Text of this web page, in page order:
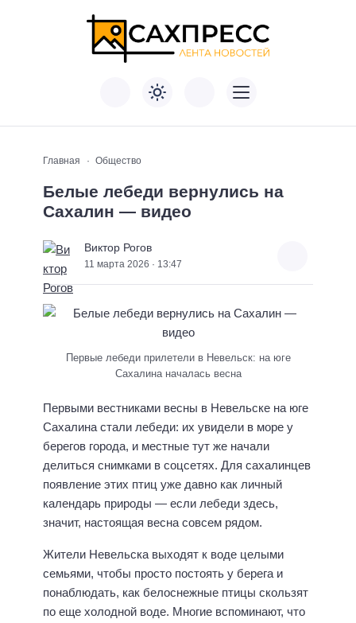
Главная Общество
Белые лебеди вернулись на
Сахалин — видео
Виктор Рогов
11 марта 2026 · 13:47
Первые лебеди прилетели в Невельск: на юге
Сахалина началась весна
Первыми вестниками весны в Невельске на юге
Сахалина стали лебеди: их увидели в море у
берегов города, и местные тут же начали
делиться снимками в соцсетях. Для сахалинцев
появление этих птиц уже давно как личный
календарь природы — если лебеди здесь,
значит, настоящая весна совсем рядом.
Жители Невельска выходят к воде целыми
семьями, чтобы просто постоять у берега и
понаблюдать, как белоснежные птицы скользят
по еще холодной воде. Многие вспоминают, что